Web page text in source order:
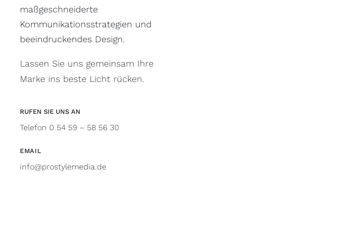
maßgeschneiderte
Kommunikationsstrategien und
beeindruckendes Design.
Lassen Sie uns gemeinsam Ihre
Marke ins beste Licht rücken.
RUFEN SIE UNS AN
Telefon 0 54 59 – 58 56 30
EMAIL
info@prostylemedia.de